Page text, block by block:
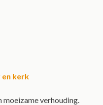
en kerk
verhouding.